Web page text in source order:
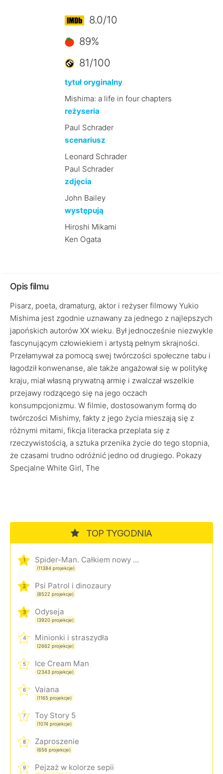
8.0/10
89%
81/100
tytuł oryginalny
Mishima: a life in four chapters
reżyseria
Paul Schrader
scenariusz
Leonard Schrader
Paul Schrader
zdjęcia
John Bailey
występują
Hiroshi Mikami
Ken Ogata
Opis filmu
Pisarz, poeta, dramaturg, aktor i reżyser filmowy Yukio
Mishima jest zgodnie uznawany za jednego z najlepszych
japońskich autorów XX wieku. Był jednocześnie niezwykle
fascynującym człowiekiem i artystą pełnym skrajności.
Przełamywał za pomocą swej twórczości społeczne tabu i
łagodził konwenanse, ale także angażował się w politykę
kraju, miał własną prywatną armię i zwalczał wszelkie
przejawy rodzącego się na jego oczach
konsumpcjonizmu. W filmie, dostosowanym formą do
twórczości Mishimy, fakty z jego życia mieszają się z
różnymi mitami, fikcja literacka przeplata się z
rzeczywistością, a sztuka przenika życie do tego stopnia,
że czasami trudno odróżnić jedno od drugiego. Pokazy
Specjalne White Girl, The
TOP TYGODNIA
1 Spider-Man. Całkiem nowy dzień
(11384 projekcje)
2 Psi Patrol i dinozaury
(8522 projekcje)
3 Odyseja
(3920 projekcje)
4 Minionki i straszydła
(2662 projekcje)
5 Ice Cream Man
(2343 projekcje)
6 Vaiana
(1165 projekcje)
7 Toy Story 5
(1074 projekcje)
8 Zaproszenie
(656 projekcje)
9 Pejzaż w kolorze sepii